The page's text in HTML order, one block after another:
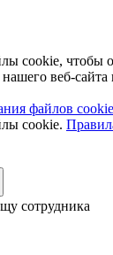
cookie, чтобы
веб-сайта
файлов cookie
cookie.
сотрудника